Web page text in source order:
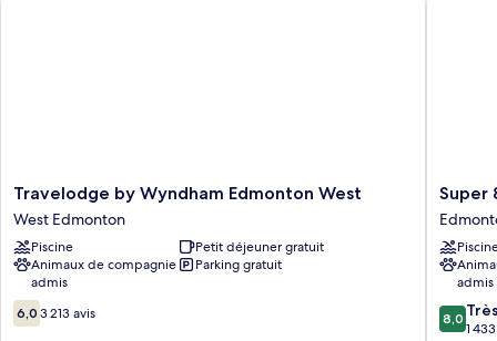
Travelodge
by
Wyndham
Edmonton
West
West
Edmonton
Travelodge by Wyndham Edmonton West
West Edmonton
Piscine
Petit déjeuner gratuit
Animaux de compagnie
admis
Parking gratuit
6.0
sur
6,0 3 213 avis
Super
8
by
South
Sud-
Super
admis
8.0
sur
8,0
1